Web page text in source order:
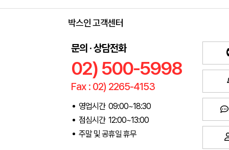
박스인 고객센터
문의 · 상담전화
02) 500-5998
Fax : 02) 2265-4153
영업시간 09:00~18:30
점심시간 12:00~13:00
주말 및 공휴일 휴무